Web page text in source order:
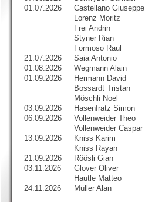
01.07.2026
Castellano Giuseppe
Lorenz Moritz
Frei Andrin
Styner Rian
Formoso Raul
21.07.2026
Saia Antonio
01.08.2026
Wegmann Alain
01.09.2026
Hermann David
Bossardt Tristan
Möschli Noel
03.09.2026
Hasenfratz Simon
06.09.2026
Vollenweider Theo
Vollenweider Caspar
13.09.2026
Kniss Karim
Kniss Rayan
21.09.2026
Röösli Gian
03.11.2026
Glover Oliver
Hautle Matteo
24.11.2026
Müller Alan